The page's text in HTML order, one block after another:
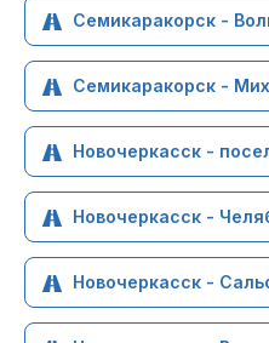
Семикаракорск -
Семикаракорск -
Новочеркасск -
Новочеркасск -
Новочеркасск -